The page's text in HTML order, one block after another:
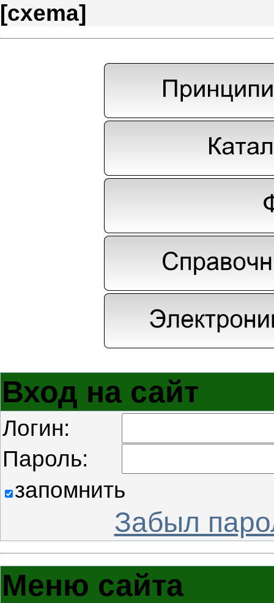
[cxema]
Вход на сайт
Логин:
Пароль:
запомнить
Забыл
Меню сайта